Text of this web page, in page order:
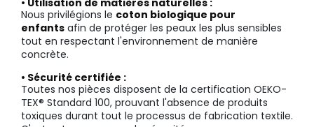
• Utilisation de matières naturelles :
Nous privilégions le coton biologique pour
enfants afin de protéger les peaux les plus sensibles
tout en respectant l'environnement de manière
concrète.
• Sécurité certifiée :
Toutes nos pièces disposent de la certification OEKO-
TEX® Standard 100, prouvant l'absence de produits
toxiques durant tout le processus de fabrication textile.